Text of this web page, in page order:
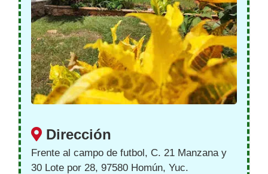
Dirección
Frente al campo de futbol, C. 21 Manzana y
30 Lote por 28, 97580 Homún, Yuc.